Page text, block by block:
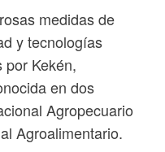
medidas de
y tecnologías
por Kekén,
en dos
Agropecuario
Agroalimentario.